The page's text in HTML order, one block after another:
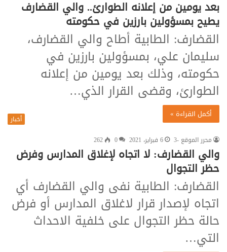
بعد يومين من إعلانه الطوارئ.. والي القضارف
يطيح بمسؤولين بارزين في حكومته
القضارف: الطابية أطاح والي القضارف،
سليمان علي، بمسؤولين بارزين في
حكومته، وذلك بعد يومين من إعلانه
الطوارئ، وقضى القرار الذي…
أكمل القراءة »
أخبار
محرر الموقع -3
6 فبراير، 2021 0
262
والي القضارف: لا اتجاه لإغلاق المدارس وفرض
حظر التجوال
القضارف: الطابية نفى والي القضارف أي
اتجاه لإصدار قرار لاغلاق المدارس أو فرض
حالة حظر التجوال على خلفية الاحداث
التي…